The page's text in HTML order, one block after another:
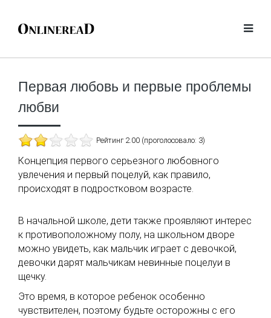
Первая любовь и первые проблемы
любви
Рейтинг 2.00 (проголосовало: 3)
Концепция первого серьезного любовного
увлечения и первый поцелуй, как правило,
происходят в подростковом возрасте.
В начальной школе, дети также проявляют интерес
к противоположному полу, на школьном дворе
можно увидеть, как мальчик играет с девочкой,
девочки дарят мальчикам невинные поцелуи в
щечку.
Это время, в которое ребенок особенно
чувствителен, поэтому будьте осторожны с его